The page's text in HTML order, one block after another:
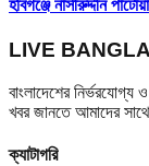
হবিগঞ্জে নাসীরুদ্দীন
LIVE BANGLA
বাংলাদেশের
খবর জানতে আমাদের
ক্যাটাগরি